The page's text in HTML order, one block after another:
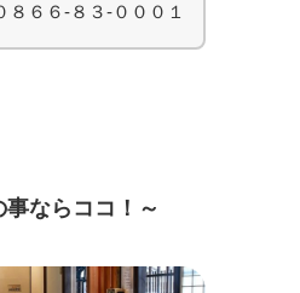
８６６-８３-０００１
事ならココ！～